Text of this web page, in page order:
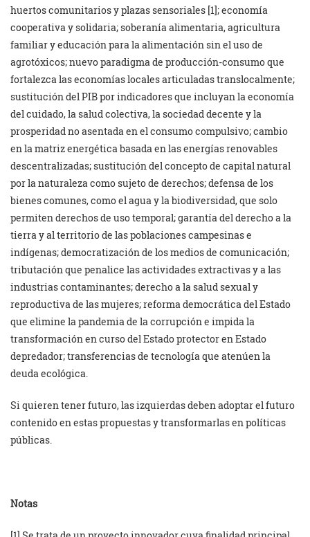
huertos comunitarios y plazas sensoriales [1]; economía
cooperativa y solidaria; soberanía alimentaria, agricultura
familiar y educación para la alimentación sin el uso de
agrotóxicos; nuevo paradigma de producción-consumo que
fortalezca las economías locales articuladas translocalmente;
sustitución del PIB por indicadores que incluyan la economía
del cuidado, la salud colectiva, la sociedad decente y la
prosperidad no asentada en el consumo compulsivo; cambio
en la matriz energética basada en las energías renovables
descentralizadas; sustitución del concepto de capital natural
por la naturaleza como sujeto de derechos; defensa de los
bienes comunes, como el agua y la biodiversidad, que solo
permiten derechos de uso temporal; garantía del derecho a la
tierra y al territorio de las poblaciones campesinas e
indígenas; democratización de los medios de comunicación;
tributación que penalice las actividades extractivas y a las
industrias contaminantes; derecho a la salud sexual y
reproductiva de las mujeres; reforma democrática del Estado
que elimine la pandemia de la corrupción e impida la
transformación en curso del Estado protector en Estado
depredador; transferencias de tecnología que atenúen la
deuda ecológica.
Si quieren tener futuro, las izquierdas deben adoptar el futuro
contenido en estas propuestas y transformarlas en políticas
públicas.
Notas